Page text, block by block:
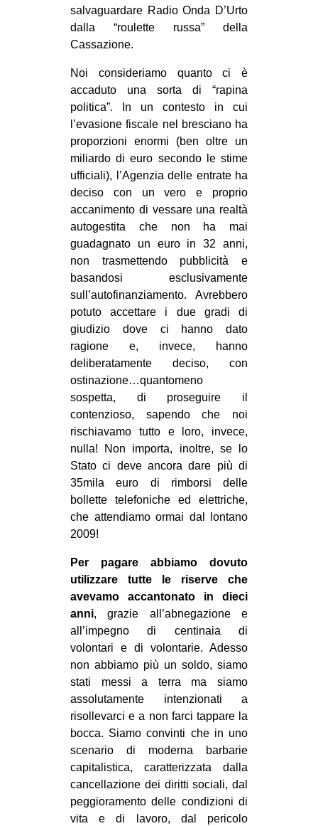
salvaguardare Radio Onda D’Urto
dalla “roulette russa” della
Cassazione.
Noi consideriamo quanto ci è
accaduto una sorta di “rapina
politica”. In un contesto in cui
l’evasione fiscale nel bresciano ha
proporzioni enormi (ben oltre un
miliardo di euro secondo le stime
ufficiali), l’Agenzia delle entrate ha
deciso con un vero e proprio
accanimento di vessare una realtà
autogestita che non ha mai
guadagnato un euro in 32 anni,
non trasmettendo pubblicità e
basandosi esclusivamente
sull’autofinanziamento. Avrebbero
potuto accettare i due gradi di
giudizio dove ci hanno dato
ragione e, invece, hanno
deliberatamente deciso, con
ostinazione…quantomeno
sospetta, di proseguire il
contenzioso, sapendo che noi
rischiavamo tutto e loro, invece,
nulla! Non importa, inoltre, se lo
Stato ci deve ancora dare più di
35mila euro di rimborsi delle
bollette telefoniche ed elettriche,
che attendiamo ormai dal lontano
2009!
Per pagare abbiamo dovuto
utilizzare tutte le riserve che
avevamo accantonato in dieci
anni, grazie all’abnegazione e
all’impegno di centinaia di
volontari e di volontarie. Adesso
non abbiamo più un soldo, siamo
stati messi a terra ma siamo
assolutamente intenzionati a
risollevarci e a non farci tappare la
bocca. Siamo convinti che in uno
scenario di moderna barbarie
capitalistica, caratterizzata dalla
cancellazione dei diritti sociali, dal
peggioramento delle condizioni di
vita e di lavoro, dal pericolo